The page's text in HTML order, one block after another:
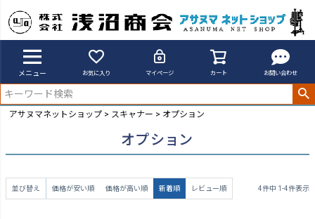
メニュー お気に入り マイページ カート お問い合わせ
アサヌマネットショップ スキャナー オプション
オプション
並び替え 価格が安い順 価格が高い順 新着順 レビュー順 4件中 1 -4件表示